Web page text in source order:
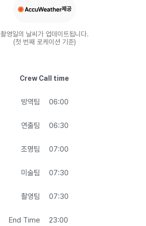
제공
촬영일의 날씨가 업데이트됩니다.
(첫 번째 로케이션 기준)
Crew Call time
방역팀 06:00
연출팀 06:30
조명팀 07:00
미술팀 07:30
촬영팀 07:30
End Time 23:00